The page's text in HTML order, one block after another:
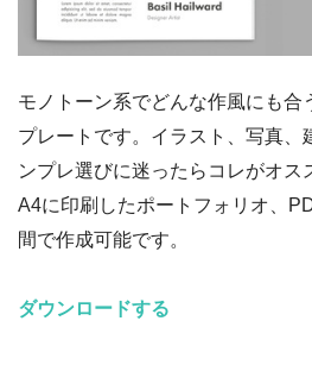
モノトーン系でどんな作風にも合
プレートです。イラスト、写真
ンプレ選びに迷ったらコレがオス
A4に印刷したポートフォリオ、
間で作成可能です。
ダウンロードする